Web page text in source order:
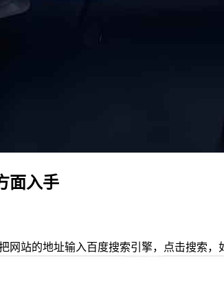
面入手
站的地址输入百度搜索引擎，点击搜索